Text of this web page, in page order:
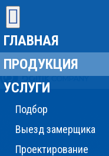
ГЛАВНАЯ
ПРОДУКЦИЯ
УСЛУГИ
Подбор
Выезд замерщика
Проектирование